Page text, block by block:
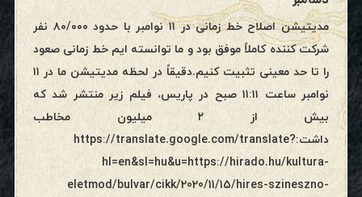
مدیتیشن اصلاح خط زمانی در ۱۱ نوامبر با حدود ۸۰/۰۰۰ نفر
شرکت کننده کاملاً موفق بود و ما توانسته ایم خط زمانی صعود
را تا حد معینی تثبیت کنیم.دقیقاً در لحظه مدیتیشن ما در ۱۱
نوامبر ساعت ۱۱:۱۱ صبح در پاریس، فیلم زیر منتشر شد که
بیش از ۲ میلیون مخاطب
داشت:https://translate.google.com/translate?
hl=en&sl=hu&u=https://hirado.hu/kultura-
eletmod/bulvar/cikk/2020/11/15/hires-szineszno-